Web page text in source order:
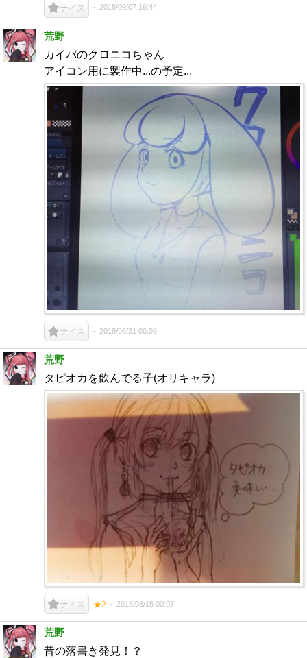
ナイス 2018/09/07 16:44
荒野
カイバのクロニコちゃん
アイコン用に製作中...の予定...
ナイス 2018/08/31 00:09
荒野
タピオカを飲んでる子(オリキャラ)
ナイス ★2 2018/08/15 00:07
荒野
昔の落書き発見！？